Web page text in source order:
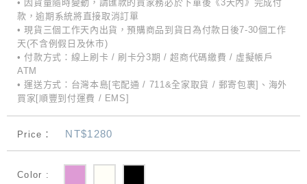
• 因貨量隨時變動，請匯款的買家務必於下單後《3天內》完成付
款，逾期系統將直接取消訂單
• 現貨三個工作天內出貨，預購商品到貨日為付款日後7-30個工作
天(不含例假日及休市)
• 付款方式：線上刷卡 / 刷卡分3期 / 超商代碼繳費 / 虛擬帳戶
ATM
• 運送方式：台灣本島[宅配通 / 711&全家取貨 / 郵寄包裹]、海外
買家[順豐到付運費 / EMS]
Price： NT$1280
Color :